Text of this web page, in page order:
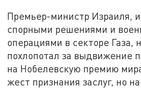
Премьер-министр Израиля,
спорными решениями и
операциями в секторе Газа,
похлопотал за выдвижение
на Нобелевскую премию
жест признания заслуг, но